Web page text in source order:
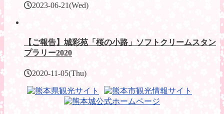
2023-06-21(Wed)
【ご報告】城彩苑「桜の小路」ソフトクリームスタン
プラリー2020
2020-11-05(Thu)